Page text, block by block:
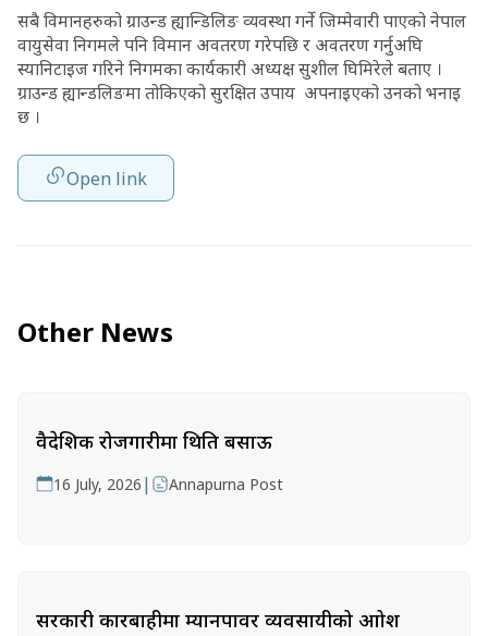
सबै विमानहरुको ग्राउन्ड ह्यान्डिलिङ व्यवस्था गर्ने जिम्मेवारी पाएको नेपाल
वायुसेवा निगमले पनि विमान अवतरण गरेपछि र अवतरण गर्नुअघि
स्यानिटाइज गरिने निगमका कार्यकारी अध्यक्ष सुशील घिमिरेले बताए ।
ग्राउन्ड ह्यान्डलिङमा तोकिएको सुरक्षित उपाय अपनाइएको उनको भनाइ
छ ।
Open link
Other News
वैदेशिक रोजगारीमा थिति बसाऊ
16 July, 2026 | Annapurna Post
सरकारी कारबाहीमा म्यानपावर व्यवसायीको आक्रोश